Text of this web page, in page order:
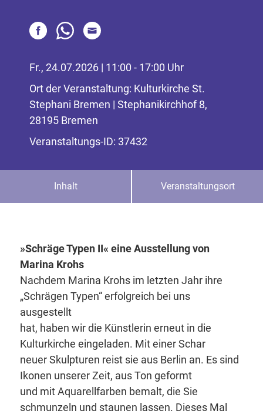
Fr., 24.07.2026 | 11:00 - 17:00 Uhr
Ort der Veranstaltung: Kulturkirche St.
Stephani Bremen | Stephanikirchhof 8,
28195 Bremen
Veranstaltungs-ID: 37432
Inhalt Veranstaltungsort
»Schräge Typen II« eine Ausstellung von
Marina Krohs
Nachdem Marina Krohs im letzten Jahr ihre
„Schrägen Typen“ erfolgreich bei uns
ausgestellt
hat, haben wir die Künstlerin erneut in die
Kulturkirche eingeladen. Mit einer Schar
neuer Skulpturen reist sie aus Berlin an. Es sind
Ikonen unserer Zeit, aus Ton geformt
und mit Aquarellfarben bemalt, die Sie
schmunzeln und staunen lassen. Dieses Mal